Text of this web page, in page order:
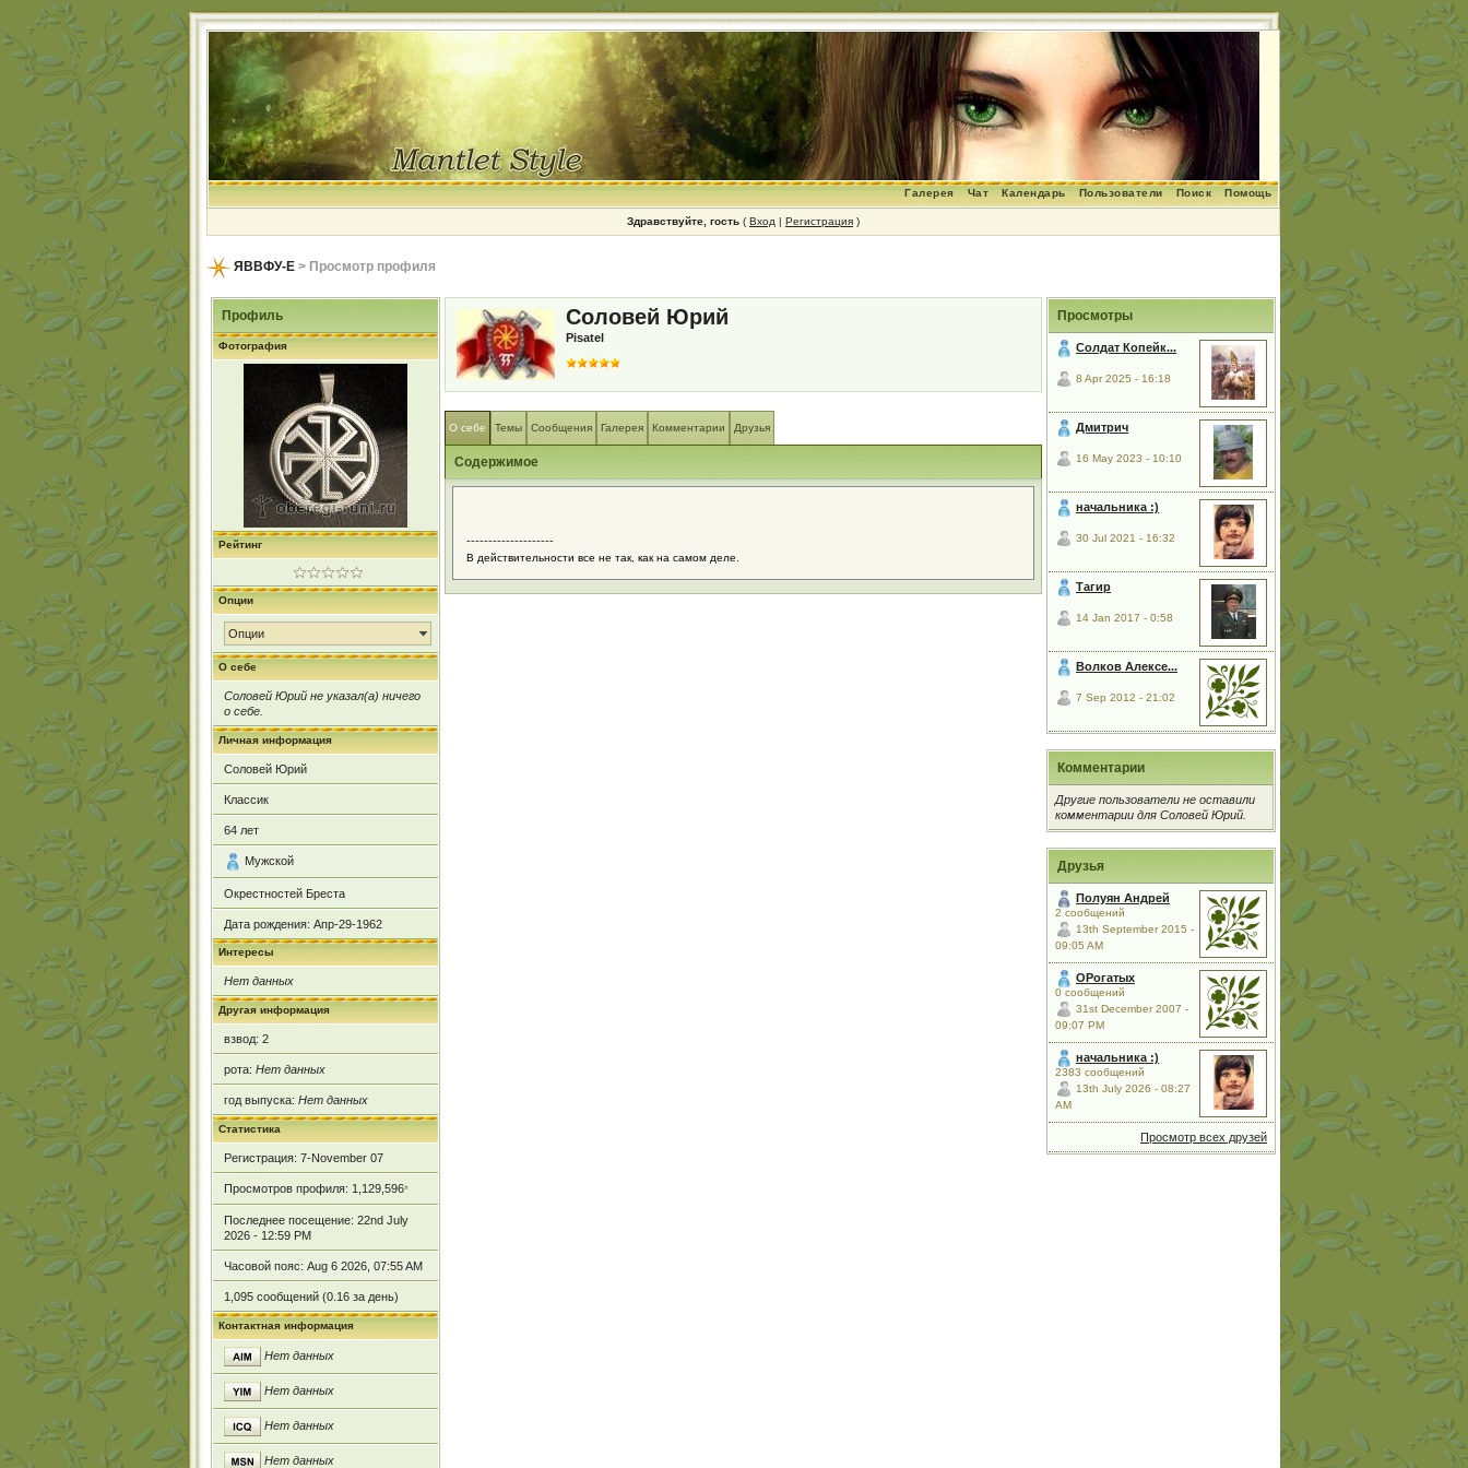
Помощь
Поиск
Пользователи
Календарь
Чат
Галерея
Здравствуйте, гость ( Вход | Регистрация )
ЯВВФУ-Е > Просмотр профиля
Профиль
Фотография
Рейтинг
Опции
Опции
О себе
Соловей Юрий не указал(а) ничего
о себе.
Личная информация
Соловей Юрий
Классик
64 лет
Мужской
Окрестностей Бреста
Дата рождения: Апр-29-1962
Интересы
Нет данных
Другая информация
взвод: 2
рота: Нет данных
год выпуска: Нет данных
Статистика
Регистрация: 7-November 07
Просмотров профиля: 1,129,596*
Последнее посещение: 22nd July
2026 - 12:59 PM
Часовой пояс: Aug 6 2026, 07:55 AM
1,095 сообщений (0.16 за день)
Контактная информация
Нет данных
Нет данных
Нет данных
Нет данных
Соловей Юрий
Pisatel
О себе Темы Сообщения Галерея Комментарии Друзья
Содержимое
--------------------
В действительности все не так, как на самом деле.
Просмотры
Солдат Копейк...
8 Apr 2025 - 16:18
Дмитрич
16 May 2023 - 10:10
начальника :)
30 Jul 2021 - 16:32
Тагир
14 Jan 2017 - 0:58
Волков Алексе...
7 Sep 2012 - 21:02
Комментарии
Другие пользователи не оставили
комментарии для Соловей Юрий.
Друзья
Полуян Андрей
2 сообщений
13th September 2015 -
09:05 AM
ОРогатых
0 сообщений
31st December 2007 -
09:07 PM
начальника :)
2383 сообщений
13th July 2026 - 08:27
AM
Просмотр всех друзей